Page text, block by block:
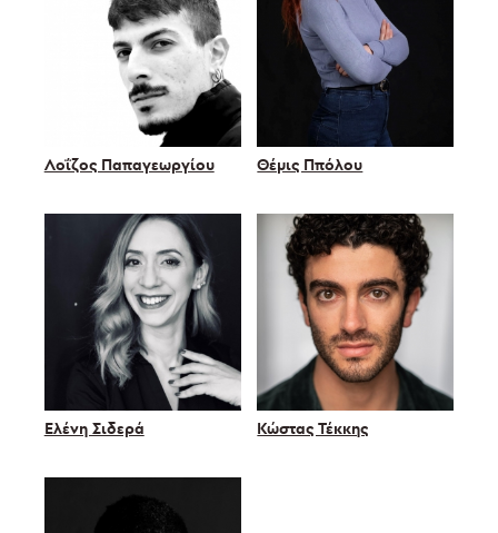
Λοΐζος Παπαγεωργίου Θέμις Ππόλου
Ελένη Σιδερά Κώστας Τέκκης